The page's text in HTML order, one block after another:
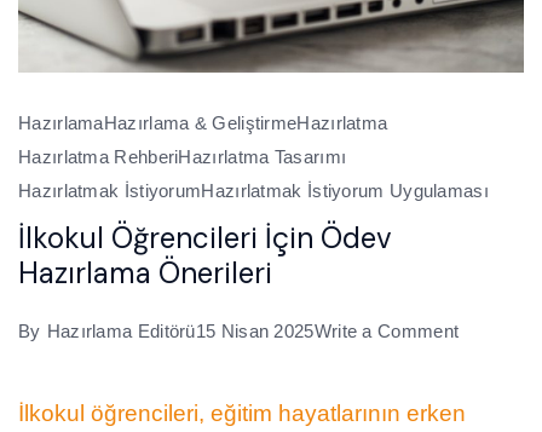
HazırlamaHazırlama & GeliştirmeHazırlatma
Hazırlatma RehberiHazırlatma Tasarımı
Hazırlatmak İstiyorumHazırlatmak İstiyorum Uygulaması
İlkokul Öğrencileri İçin Ödev
Hazırlama Önerileri
By Hazırlama Editörü15 Nisan 2025Write a Commenton
İlkokul öğrencileri, eğitim hayatlarının erken